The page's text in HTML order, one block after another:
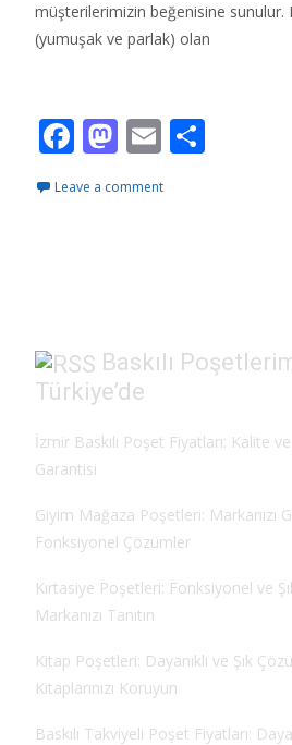
müşterilerimizin beğenisine sunulur.
(yumuşak ve parlak) olan
F
e
k
M
to
E
ai
Leave a comment
Baskılı
Türkiye’de
İzmir Baskılı Poşet Fiyatları: Kalite
Garantisi
Giyim Mağaza Poşetleri: Markanızı
Fonksiyonel Çözümler
Kırtasiye Poşetleri: Fonksiyonel ve
Markanızı Tanıtın
Kitap Poşetleri: Dayanıklı ve Şık
Kitaplarınızı Koruyun
Baskılı Takviyeli Poşet Fiyatları: